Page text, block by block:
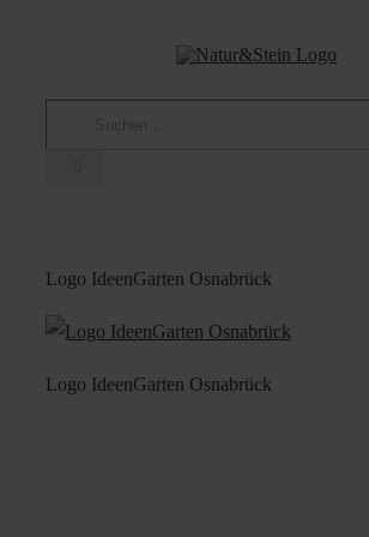
nach:
Logo IdeenGarten Osnabrück
Logo IdeenGarten Osnabrück